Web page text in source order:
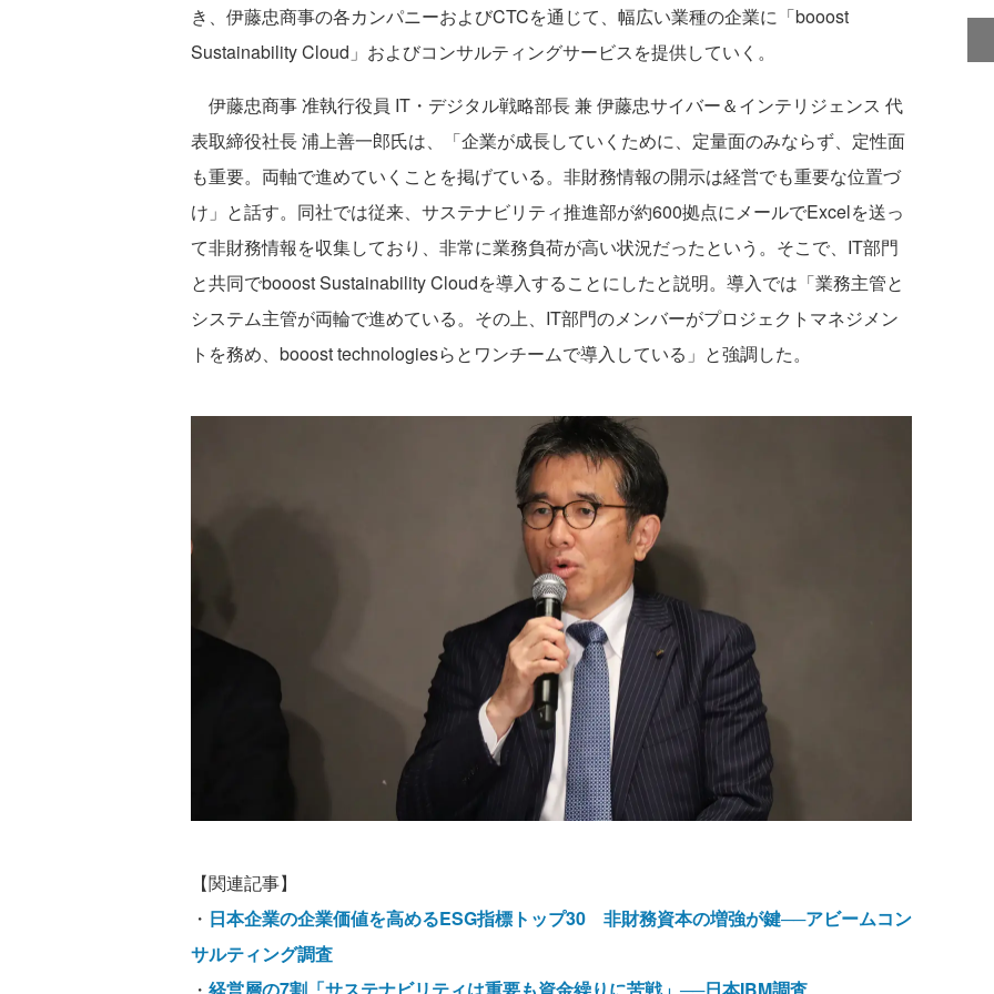
き、伊藤忠商事の各カンパニーおよびCTCを通じて、幅広い業種の企業に「booost
Sustainability Cloud」およびコンサルティングサービスを提供していく。
伊藤忠商事 准執行役員 IT・デジタル戦略部長 兼 伊藤忠サイバー＆インテリジェンス 代
表取締役社長 浦上善一郎氏は、「企業が成長していくために、定量面のみならず、定性面
も重要。両軸で進めていくことを掲げている。非財務情報の開示は経営でも重要な位置づ
け」と話す。同社では従来、サステナビリティ推進部が約600拠点にメールでExcelを送っ
て非財務情報を収集しており、非常に業務負荷が高い状況だったという。そこで、IT部門
と共同でbooost Sustainability Cloudを導入することにしたと説明。導入では「業務主管と
システム主管が両輪で進めている。その上、IT部門のメンバーがプロジェクトマネジメン
トを務め、booost technologiesらとワンチームで導入している」と強調した。
【関連記事】
・ 日本企業の企業価値を高めるESG指標トップ30 非財務資本の増強が鍵──アビームコン
サルティング調査